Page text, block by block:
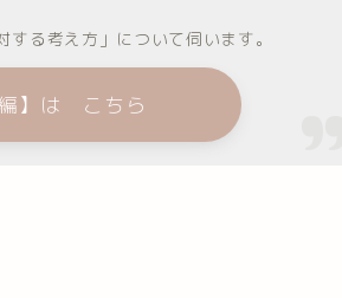
る考え方」について伺います。
】は こちら